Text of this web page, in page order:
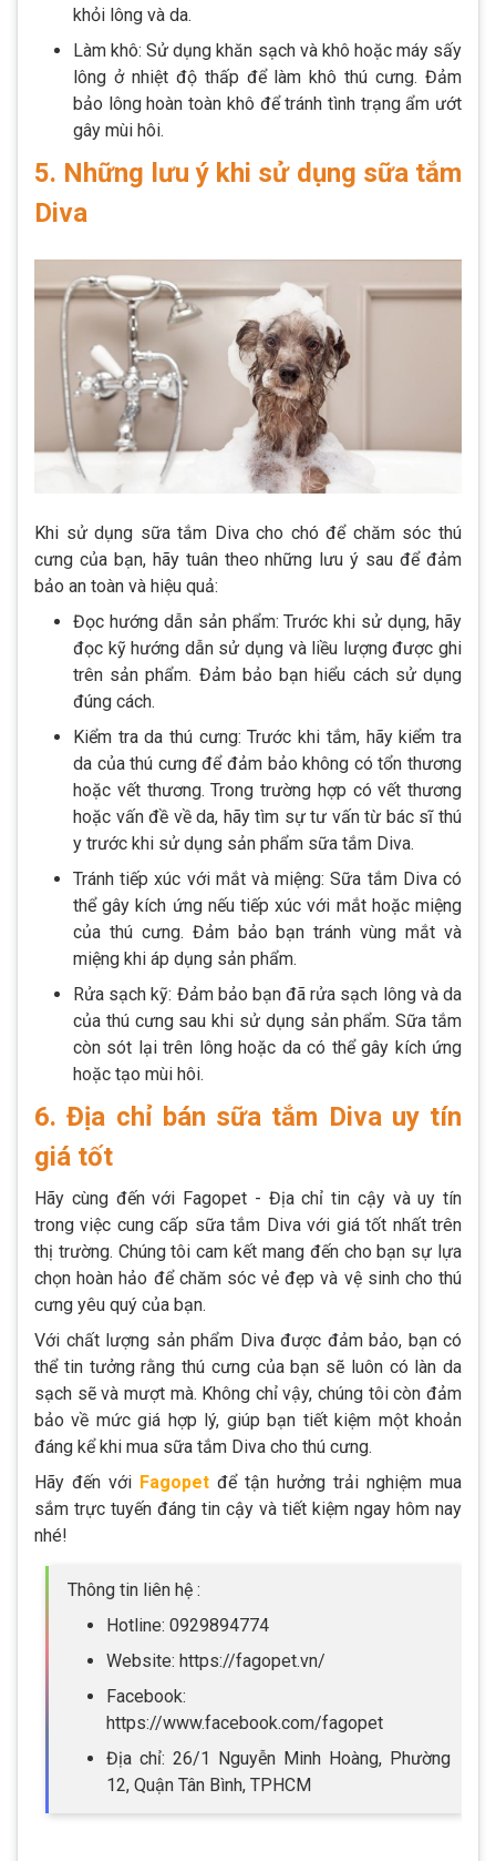
khỏi lông và da.
Làm khô: Sử dụng khăn sạch và khô hoặc máy sấy
lông ở nhiệt độ thấp để làm khô thú cưng. Đảm
bảo lông hoàn toàn khô để tránh tình trạng ẩm ướt
gây mùi hôi.
5. Những lưu ý khi sử dụng sữa tắm
Diva
Khi sử dụng sữa tắm Diva cho chó để chăm sóc thú
cưng của bạn, hãy tuân theo những lưu ý sau để đảm
bảo an toàn và hiệu quả:
Đọc hướng dẫn sản phẩm: Trước khi sử dụng, hãy
đọc kỹ hướng dẫn sử dụng và liều lượng được ghi
trên sản phẩm. Đảm bảo bạn hiểu cách sử dụng
đúng cách.
Kiểm tra da thú cưng: Trước khi tắm, hãy kiểm tra
da của thú cưng để đảm bảo không có tổn thương
hoặc vết thương. Trong trường hợp có vết thương
hoặc vấn đề về da, hãy tìm sự tư vấn từ bác sĩ thú
y trước khi sử dụng sản phẩm sữa tắm Diva.
Tránh tiếp xúc với mắt và miệng: Sữa tắm Diva có
thể gây kích ứng nếu tiếp xúc với mắt hoặc miệng
của thú cưng. Đảm bảo bạn tránh vùng mắt và
miệng khi áp dụng sản phẩm.
Rửa sạch kỹ: Đảm bảo bạn đã rửa sạch lông và da
của thú cưng sau khi sử dụng sản phẩm. Sữa tắm
còn sót lại trên lông hoặc da có thể gây kích ứng
hoặc tạo mùi hôi.
6. Địa chỉ bán sữa tắm Diva uy tín
giá tốt
Hãy cùng đến với Fagopet - Địa chỉ tin cậy và uy tín
trong việc cung cấp sữa tắm Diva với giá tốt nhất trên
thị trường. Chúng tôi cam kết mang đến cho bạn sự lựa
chọn hoàn hảo để chăm sóc vẻ đẹp và vệ sinh cho thú
cưng yêu quý của bạn.
Với chất lượng sản phẩm Diva được đảm bảo, bạn có
thể tin tưởng rằng thú cưng của bạn sẽ luôn có làn da
sạch sẽ và mượt mà. Không chỉ vậy, chúng tôi còn đảm
bảo về mức giá hợp lý, giúp bạn tiết kiệm một khoản
đáng kể khi mua sữa tắm Diva cho thú cưng.
Hãy đến với Fagopet để tận hưởng trải nghiệm mua
sắm trực tuyến đáng tin cậy và tiết kiệm ngay hôm nay
nhé!
Thông tin liên hệ :
Hotline: 0929894774
Website: https://fagopet.vn/
Facebook:
https://www.facebook.com/fagopet
Địa chỉ: 26/1 Nguyễn Minh Hoàng, Phường
12, Quận Tân Bình, TPHCM